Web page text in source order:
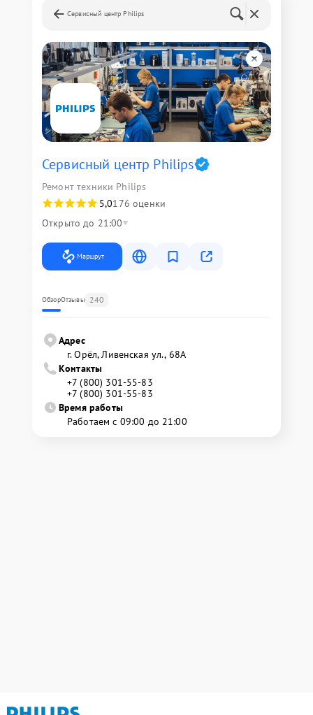
Сервисный центр Philips
Сервисный центр Philips
Ремонт техники Philips
5,0176 оценки
Открыто до 21:00
Маршрут
ОбзорОтзывы 240
Адрес
г. Орёл, Ливенская ул., 68А
Контакты
+7 (800) 301-55-83
+7 (800) 301-55-83
Время работы
Работаем с 09:00 до 21:00